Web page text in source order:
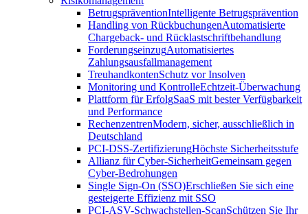
BetrugspräventionIntelligente Betrugsprävention
Handling von RückbuchungenAutomatisierte
Chargeback- und Rücklastschriftbehandlung
ForderungseinzugAutomatisiertes
Zahlungsausfallmanagement
TreuhandkontenSchutz vor Insolven
Monitoring und KontrolleEchtzeit-Überwachung
Plattform für ErfolgSaaS mit bester Verfügbarkeit
und Performance
RechenzentrenModern, sicher, ausschließlich in
Deutschland
PCI-DSS-ZertifizierungHöchste Sicherheitsstufe
Allianz für Cyber-SicherheitGemeinsam gegen
Cyber-Bedrohungen
Single Sign-On (SSO)Erschließen Sie sich eine
gesteigerte Effizienz mit SSO
PCI-ASV-Schwachstellen-ScanSchützen Sie Ihr